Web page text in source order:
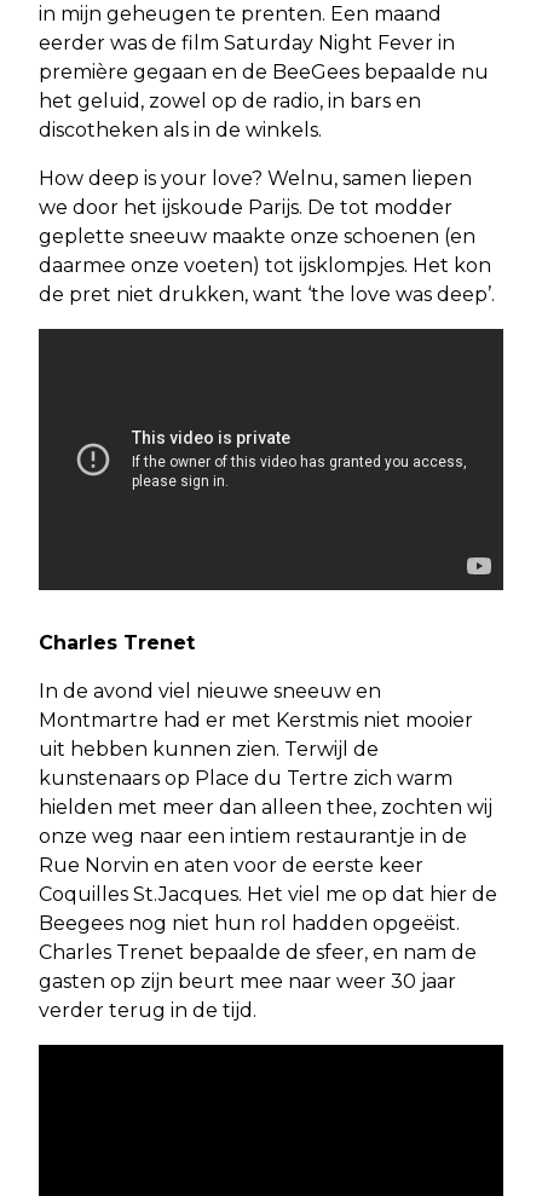
in mijn geheugen te prenten. Een maand
eerder was de film Saturday Night Fever in
première gegaan en de BeeGees bepaalde nu
het geluid, zowel op de radio, in bars en
discotheken als in de winkels.
How deep is your love? Welnu, samen liepen
we door het ijskoude Parijs. De tot modder
geplette sneeuw maakte onze schoenen (en
daarmee onze voeten) tot ijsklompjes. Het kon
de pret niet drukken, want ‘the love was deep’.
Charles Trenet
In de avond viel nieuwe sneeuw en
Montmartre had er met Kerstmis niet mooier
uit hebben kunnen zien. Terwijl de
kunstenaars op Place du Tertre zich warm
hielden met meer dan alleen thee, zochten wij
onze weg naar een intiem restaurantje in de
Rue Norvin en aten voor de eerste keer
Coquilles St.Jacques. Het viel me op dat hier de
Beegees nog niet hun rol hadden opgeëist.
Charles Trenet bepaalde de sfeer, en nam de
gasten op zijn beurt mee naar weer 30 jaar
verder terug in de tijd.